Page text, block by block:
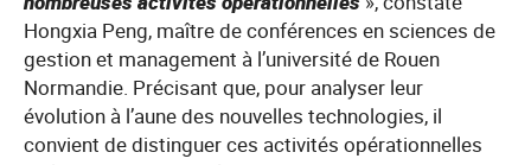
Hongxia Peng, maître de conférences en sciences de
gestion et management à l’université de Rouen
Normandie. Précisant que, pour analyser leur
évolution à l’aune des nouvelles technologies, il
convient de distinguer ces activités opérationnelles